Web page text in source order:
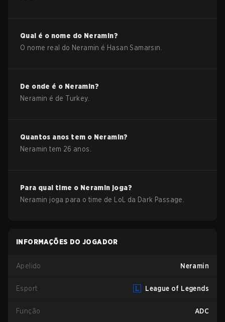
Qual é o nome do Neramin?
O nome real do Neramin é Hasan Samarsın.
De onde é o Neramin?
Neramin é de Turkey.
Quantos anos tem o Neramin?
Neramin tem 26 anos.
Para qual time o Neramin joga?
Neramin joga para o time de LoL da Dark Passage.
INFORMAÇÕES DO JOGADOR
Apelido Neramin
Esport League of Legends
Função ADC